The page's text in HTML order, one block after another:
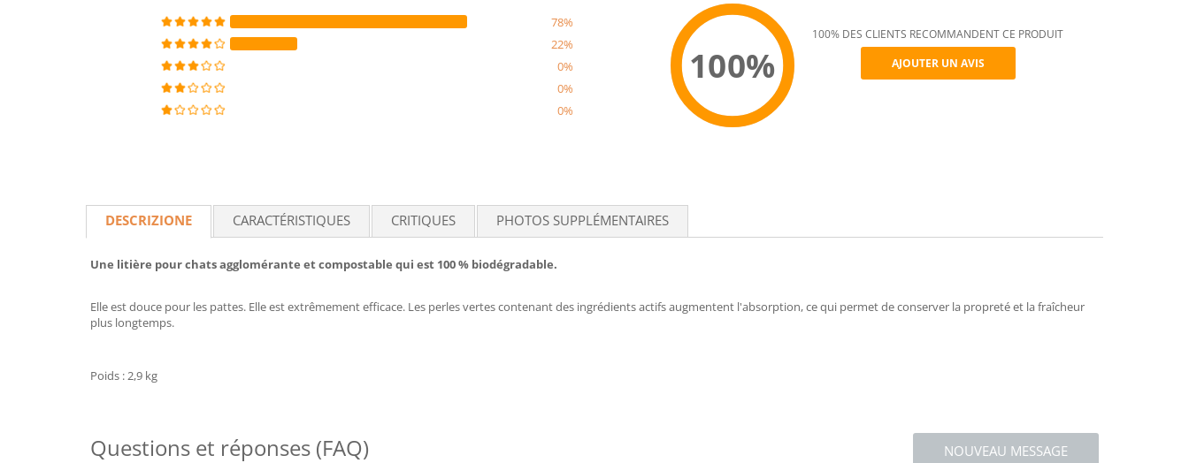
78%
22%
0%
0%
0%
100%
Recommend
100% DES CLIENTS RECOMMANDENT CE PRODUIT
AJOUTER UN AVIS
DESCRIZIONE CARACTÉRISTIQUES CRITIQUES PHOTOS SUPPLÉMENTAIRES
Une litière pour chats agglomérante et compostable qui est 100 % biodégradable.
Elle est douce pour les pattes. Elle est extrêmement efficace. Les perles vertes contenant des ingrédients actifs augmentent l'absorption, ce qui permet de conserver la propreté et la fraîcheur
plus longtemps.
Poids : 2,9 kg
NOUVEAU MESSAGE
Questions et réponses (FAQ)